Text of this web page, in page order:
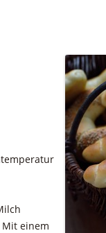
einem